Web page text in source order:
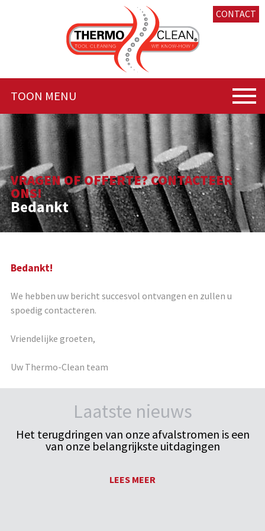
CONTACT
TOON MENU
VRAGEN OF OFFERTE? CONTACTEER
ONS!
Bedankt
Bedankt!
We hebben uw bericht succesvol ontvangen en zullen u
spoedig contacteren.
Vriendelijke groeten,
Uw Thermo-Clean team
Laatste nieuws
Het terugdringen van onze afvalstromen is een
van onze belangrijkste uitdagingen
LEES MEER